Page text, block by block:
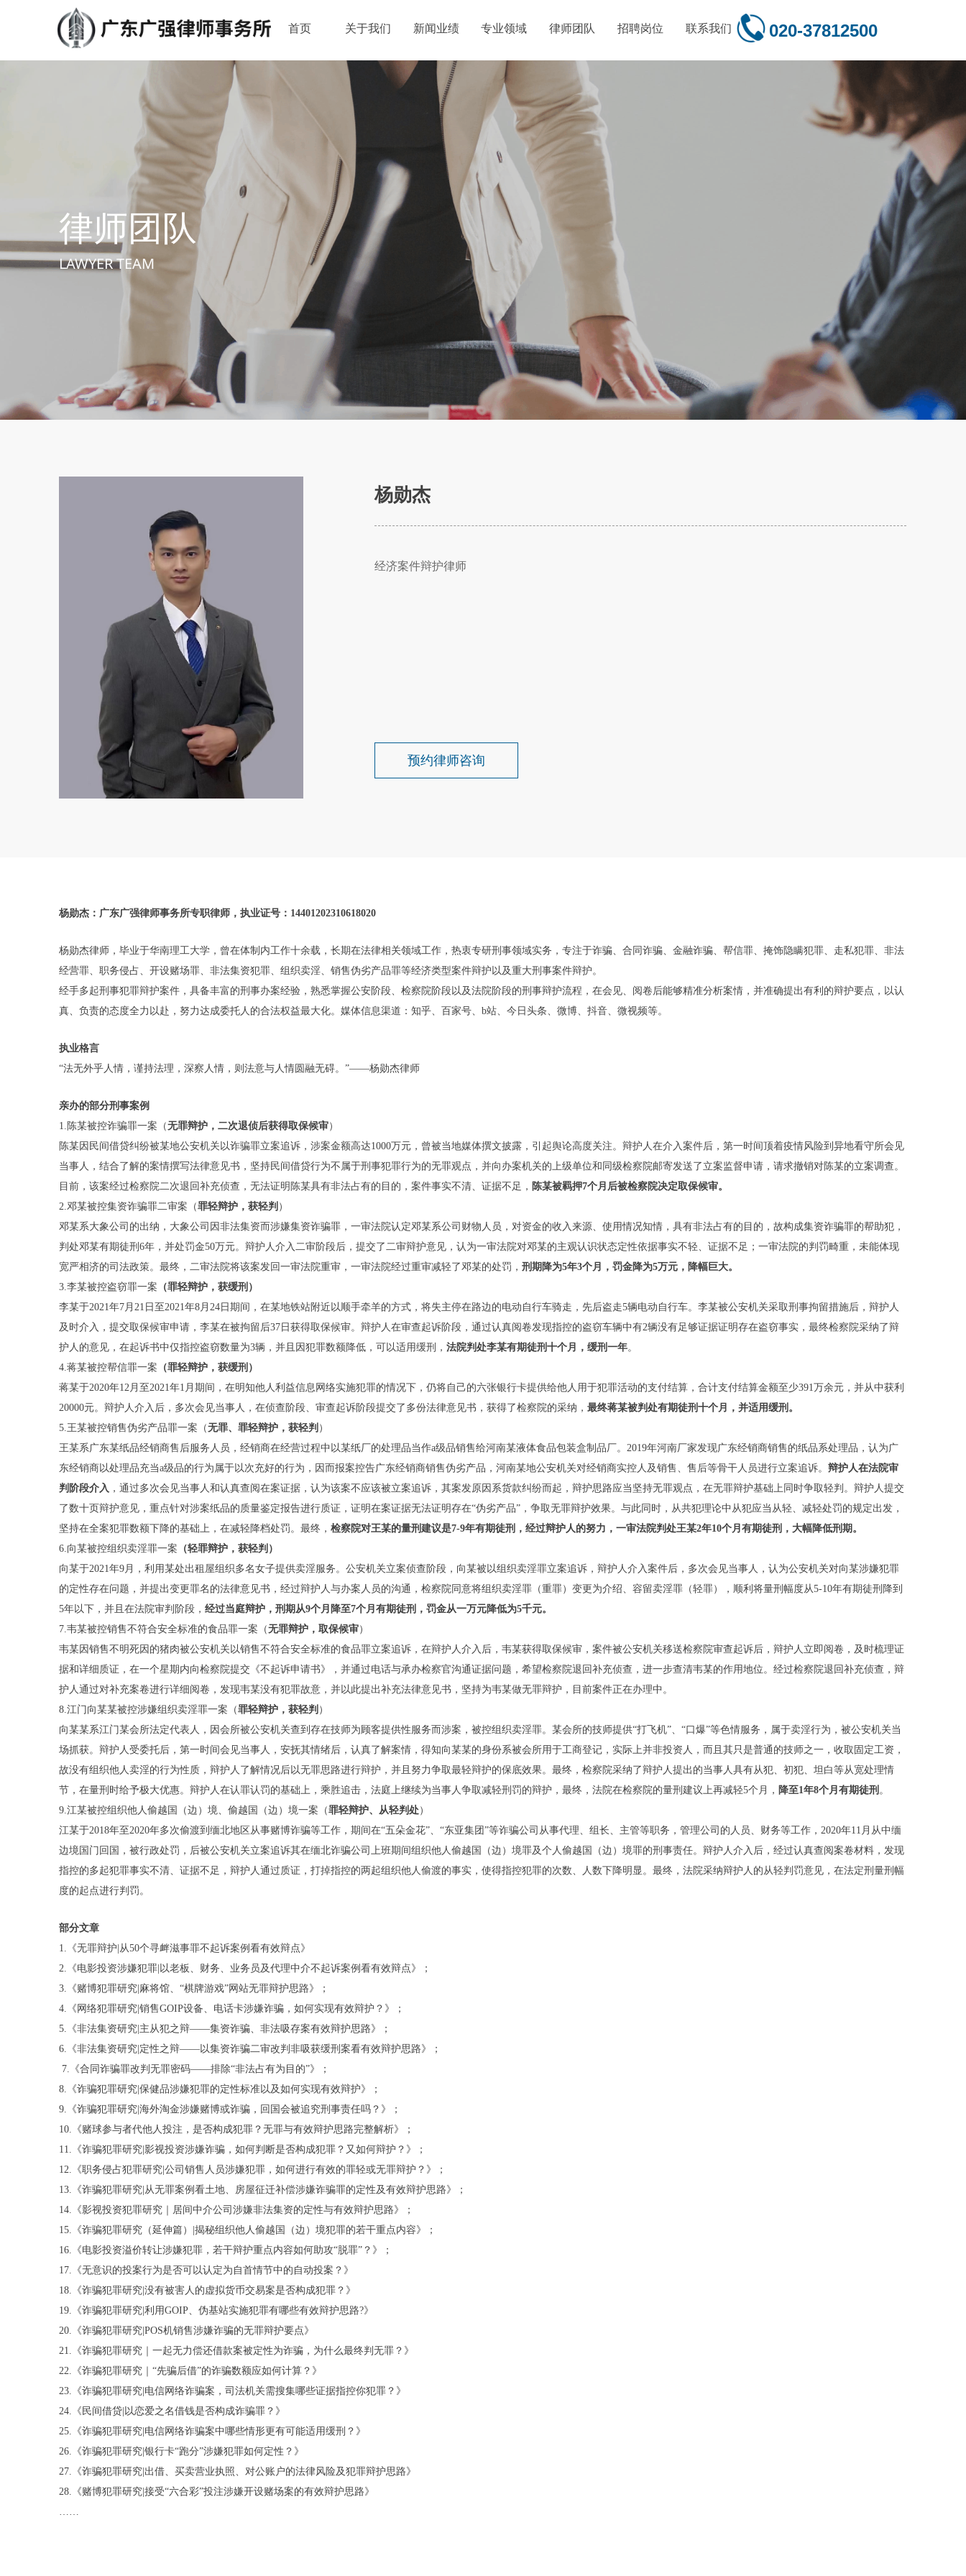
首页 关于我们 新闻业绩 专业领域 律师团队 招聘岗位 联系我们 020-37812500
杨勋杰
经济案件辩护律师
预约律师咨询
杨勋杰：广东广强律师事务所专职律师，执业证号：14401202310618020
杨勋杰律师，毕业于华南理工大学，曾在体制内工作十余载，长期在法律相关领域工作，热衷专研刑事领域实务，专注于诈骗、合同诈骗、金融诈骗、帮信罪、掩饰隐瞒犯罪、走私犯罪、非法
经营罪、职务侵占、开设赌场罪、非法集资犯罪、组织卖淫、销售伪劣产品罪等经济类型案件辩护以及重大刑事案件辩护。
经手多起刑事犯罪辩护案件，具备丰富的刑事办案经验，熟悉掌握公安阶段、检察院阶段以及法院阶段的刑事辩护流程，在会见、阅卷后能够精准分析案情，并准确提出有利的辩护要点，以认
真、负责的态度全力以赴，努力达成委托人的合法权益最大化。媒体信息渠道：知乎、百家号、b站、今日头条、微博、抖音、微视频等。
执业格言
“法无外乎人情，谨持法理，深察人情，则法意与人情圆融无碍。”——杨勋杰律师
亲办的部分刑事案例
1.陈某被控诈骗罪一案（无罪辩护 ， 二次退侦后获得取保候审）
陈某因民间借贷纠纷被某地公安机关以诈骗罪立案追诉，涉案金额高达1000万元，曾被当地媒体撰文披露，引起舆论高度关注。辩护人在介入案件后，第一时间顶着疫情风险到异地看守所会见
当事人，结合了解的案情撰写法律意见书，坚持民间借贷行为不属于刑事犯罪行为的无罪观点，并向办案机关的上级单位和同级检察院邮寄发送了立案监督申请，请求撤销对陈某的立案调查。
目前，该案经过检察院二次退回补充侦查，无法证明陈某具有非法占有的目的，案件事实不清、证据不足， 陈某被羁押7个月后被检察院决定取保候审。
2.邓某被控集资诈骗罪二审案（罪轻辩护 ， 获轻判 ）
邓某系大象公司的出纳，大象公司因非法集资而涉嫌集资诈骗罪，一审法院认定邓某系公司财物人员，对资金的收入来源、使用情况知情，具有非法占有的目的，故构成集资诈骗罪的帮助犯，
判处邓某有期徒刑6年，并处罚金50万元。辩护人介入二审阶段后，提交了二审辩护意见，认为一审法院对邓某的主观认识状态定性依据事实不轻、证据不足；一审法院的判罚畸重，未能体现
宽严相济的司法政策。最终，二审法院将该案发回一审法院重审，一审法院经过重审减轻了邓某的处罚， 刑期降为5年3个月 ， 罚金降为5万元 ， 降幅巨大。
3.李某被控盗窃罪一案 （罪轻辩护，获缓刑 ）
李某于2021年7月21日至2021年8月24日期间，在某地铁站附近以顺手牵羊的方式，将失主停在路边的电动自行车骑走，先后盗走5辆电动自行车。李某被公安机关采取刑事拘留措施后，辩护人
及时介入，提交取保候审申请，李某在被拘留后37日获得取保候审。辩护人在审查起诉阶段，通过认真阅卷发现指控的盗窃车辆中有2辆没有足够证据证明存在盗窃事实，最终检察院采纳了辩
护人的意见，在起诉书中仅指控盗窃数量为3辆，并且因犯罪数额降低，可以适用缓刑， 法院判处李某有期徒刑十个月 ， 缓刑一年。
4.蒋某被控帮信罪一案 （罪轻辩护，获缓刑 ）
蒋某于2020年12月至2021年1月期间，在明知他人利益信息网络实施犯罪的情况下，仍将自己的六张银行卡提供给他人用于犯罪活动的支付结算，合计支付结算金额至少391万余元，并从中获利
20000元。辩护人介入后，多次会见当事人，在侦查阶段、审查起诉阶段提交了多份法律意见书，获得了检察院的采纳， 最终蒋某被判处有期徒刑十个月 ， 并适用缓刑 。
5.王某被控销售伪劣产品罪一案（无罪、 罪轻辩护 ， 获轻判 ）
王某系广东某纸品经销商售后服务人员，经销商在经营过程中以某纸厂的处理品当作a级品销售给河南某液体食品包装盒制品厂。2019年河南厂家发现广东经销商销售的纸品系处理品，认为广
东经销商以处理品充当a级品的行为属于以次充好的行为，因而报案控告广东经销商销售伪劣产品，河南某地公安机关对经销商实控人及销售、售后等骨干人员进行立案追诉。 辩护人在法院审
判阶段介入 ，通过多次会见当事人和认真查阅在案证据，认为该案不应该被立案追诉，其案发原因系货款纠纷而起，辩护思路应当坚持无罪观点，在无罪辩护基础上同时争取轻判。辩护人提交
了数十页辩护意见，重点针对涉案纸品的质量鉴定报告进行质证，证明在案证据无法证明存在“伪劣产品”，争取无罪辩护效果。与此同时，从共犯理论中从犯应当从轻、减轻处罚的规定出发，
坚持在全案犯罪数额下降的基础上，在减轻降档处罚。最终， 检察院对王某的量刑建议是7-9年有期徒刑 ， 经过辩护人的努力 ， 一审法院判处王某2年10个月有期徒刑 ， 大幅降低刑期 。
6.向某被控组织卖淫罪一案 （轻罪辩护， 获轻判）
向某于2021年9月，利用某处出租屋组织多名女子提供卖淫服务。公安机关立案侦查阶段，向某被以组织卖淫罪立案追诉，辩护人介入案件后，多次会见当事人，认为公安机关对向某涉嫌犯罪
的定性存在问题，并提出变更罪名的法律意见书，经过辩护人与办案人员的沟通，检察院同意将组织卖淫罪（重罪）变更为介绍、容留卖淫罪（轻罪），顺利将量刑幅度从5-10年有期徒刑降到
5年以下，并且在法院审判阶段， 经过当庭辩护 ， 刑期从9个月降至7个月有期徒刑 ， 罚金从一万元降低为5千元。
7.韦某被控销售不符合安全标准的食品罪一案（无罪辩护 ， 取保候审）
韦某因销售不明死因的猪肉被公安机关以销售不符合安全标准的食品罪立案追诉，在辩护人介入后，韦某获得取保候审，案件被公安机关移送检察院审查起诉后，辩护人立即阅卷，及时梳理证
据和详细质证，在一个星期内向检察院提交《不起诉申请书》，并通过电话与承办检察官沟通证据问题，希望检察院退回补充侦查，进一步查清韦某的作用地位。经过检察院退回补充侦查，辩
护人通过对补充案卷进行详细阅卷，发现韦某没有犯罪故意，并以此提出补充法律意见书，坚持为韦某做无罪辩护，目前案件正在办理中。
8.江门向某某被控涉嫌组织卖淫罪一案（罪轻辩护 ， 获轻判 ）
向某某系江门某会所法定代表人，因会所被公安机关查到存在技师为顾客提供性服务而涉案，被控组织卖淫罪。某会所的技师提供“打飞机”、“口爆”等色情服务，属于卖淫行为，被公安机关当
场抓获。辩护人受委托后，第一时间会见当事人，安抚其情绪后，认真了解案情，得知向某某的身份系被会所用于工商登记，实际上并非投资人，而且其只是普通的技师之一，收取固定工资，
故没有组织他人卖淫的行为性质，辩护人了解情况后以无罪思路进行辩护，并且努力争取最轻辩护的保底效果。最终，检察院采纳了辩护人提出的当事人具有从犯、初犯、坦白等从宽处理情
节，在量刑时给予极大优惠。辩护人在认罪认罚的基础上，乘胜追击，法庭上继续为当事人争取减轻刑罚的辩护，最终，法院在检察院的量刑建议上再减轻5个月， 降至1年8个月有期徒刑 。
9.江某被控组织他人偷越国（边）境、偷越国（边）境一案（罪轻辩护、 从轻判处）
江某于2018年至2020年多次偷渡到缅北地区从事赌博诈骗等工作，期间在“五朵金花”、“东亚集团”等诈骗公司从事代理、组长、主管等职务，管理公司的人员、财务等工作，2020年11月从中缅
边境国门回国，被行政处罚，后被公安机关立案追诉其在缅北诈骗公司上班期间组织他人偷越国（边）境罪及个人偷越国（边）境罪的刑事责任。辩护人介入后，经过认真查阅案卷材料，发现
指控的多起犯罪事实不清、证据不足，辩护人通过质证，打掉指控的两起组织他人偷渡的事实，使得指控犯罪的次数、人数下降明显。最终，法院采纳辩护人的从轻判罚意见，在法定刑量刑幅
度的起点进行判罚。
部分文章
1.《无罪辩护|从50个寻衅滋事罪不起诉案例看有效辩点》
2.《电影投资涉嫌犯罪|以老板、财务、业务员及代理中介不起诉案例看有效辩点》；
3.《赌博犯罪研究|麻将馆、“棋牌游戏”网站无罪辩护思路》；
4.《网络犯罪研究|销售GOIP设备、电话卡涉嫌诈骗，如何实现有效辩护？》；
5.《非法集资研究|主从犯之辩——集资诈骗、非法吸存案有效辩护思路》；
6.《非法集资研究|定性之辩——以集资诈骗二审改判非吸获缓刑案看有效辩护思路》；
7.《合同诈骗罪改判无罪密码——排除“非法占有为目的”》；
8.《诈骗犯罪研究|保健品涉嫌犯罪的定性标准以及如何实现有效辩护》；
9.《诈骗犯罪研究|海外淘金涉嫌赌博或诈骗，回国会被追究刑事责任吗？》；
10.《赌球参与者代他人投注，是否构成犯罪？无罪与有效辩护思路完整解析》；
11.《诈骗犯罪研究|影视投资涉嫌诈骗，如何判断是否构成犯罪？又如何辩护？》；
12.《职务侵占犯罪研究|公司销售人员涉嫌犯罪，如何进行有效的罪轻或无罪辩护？》；
13.《诈骗犯罪研究|从无罪案例看土地、房屋征迁补偿涉嫌诈骗罪的定性及有效辩护思路》；
14.《影视投资犯罪研究｜居间中介公司涉嫌非法集资的定性与有效辩护思路》；
15.《诈骗犯罪研究（延伸篇）|揭秘组织他人偷越国（边）境犯罪的若干重点内容》；
16.《电影投资溢价转让涉嫌犯罪，若干辩护重点内容如何助攻“脱罪”？》；
17.《无意识的投案行为是否可以认定为自首情节中的自动投案？》
18.《诈骗犯罪研究|没有被害人的虚拟货币交易案是否构成犯罪？》
19.《诈骗犯罪研究|利用GOIP、伪基站实施犯罪有哪些有效辩护思路?》
20.《诈骗犯罪研究|POS机销售涉嫌诈骗的无罪辩护要点》
21.《诈骗犯罪研究｜一起无力偿还借款案被定性为诈骗，为什么最终判无罪？》
22.《诈骗犯罪研究｜“先骗后借”的诈骗数额应如何计算？》
23.《诈骗犯罪研究|电信网络诈骗案，司法机关需搜集哪些证据指控你犯罪？》
24.《民间借贷|以恋爱之名借钱是否构成诈骗罪？》
25.《诈骗犯罪研究|电信网络诈骗案中哪些情形更有可能适用缓刑？》
26.《诈骗犯罪研究|银行卡“跑分”涉嫌犯罪如何定性？》
27.《诈骗犯罪研究|出借、买卖营业执照、对公账户的法律风险及犯罪辩护思路》
28.《赌博犯罪研究|接受“六合彩”投注涉嫌开设赌场案的有效辩护思路》
……
律师团队
LAWYER TEAM